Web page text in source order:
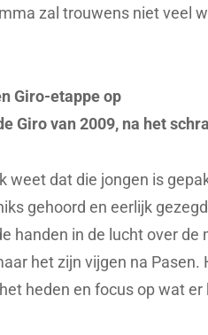
zal trouwens niet veel
Giro-etappe op
Giro van 2009, na het
weet dat die jongen is
gehoord en eerlijk
handen in de lucht over
het zijn vijgen na Pasen.
heden en focus op wat er